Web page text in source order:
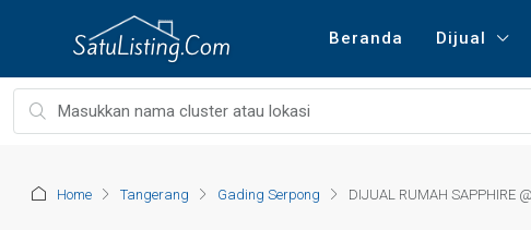
Beranda Dijual
Home Tangerang Gading Serpong DIJUAL RUMAH SAPPHIRE